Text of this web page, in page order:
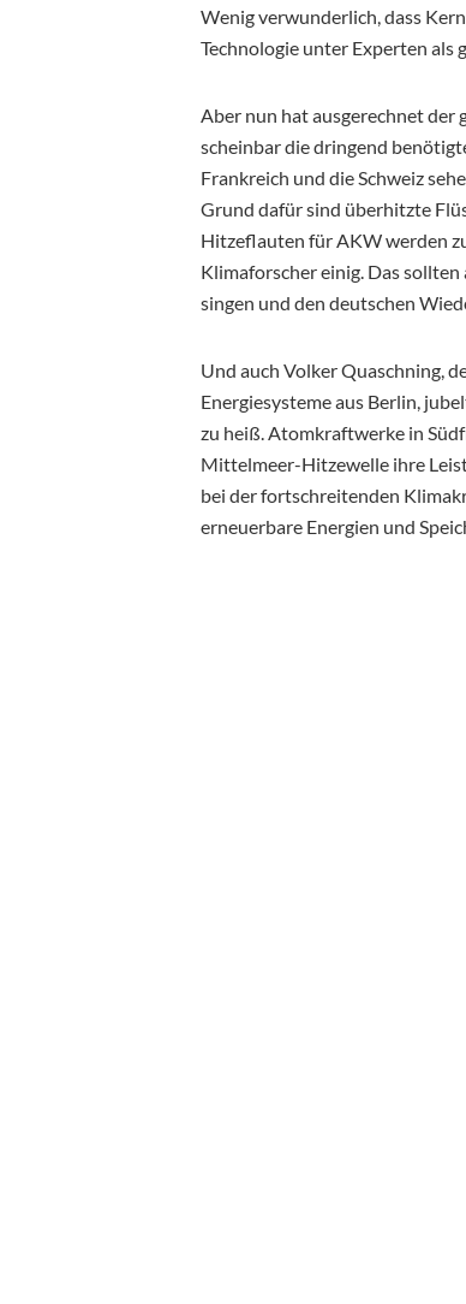
Wenig verwunderlich, dass
Technologie unter Experten als
Aber nun hat ausgerechnet
scheinbar die dringend
Frankreich und die Schweiz
Grund dafür sind überhitzte
Hitzeflauten für AKW werden
Klimaforscher einig. Das
singen und den deutschen
Und auch Volker Quaschning,
Energiesysteme aus Berlin,
zu heiß. Atomkraftwerke in
Mittelmeer-Hitzewelle ihre
bei der fortschreitenden
erneuerbare Energien und